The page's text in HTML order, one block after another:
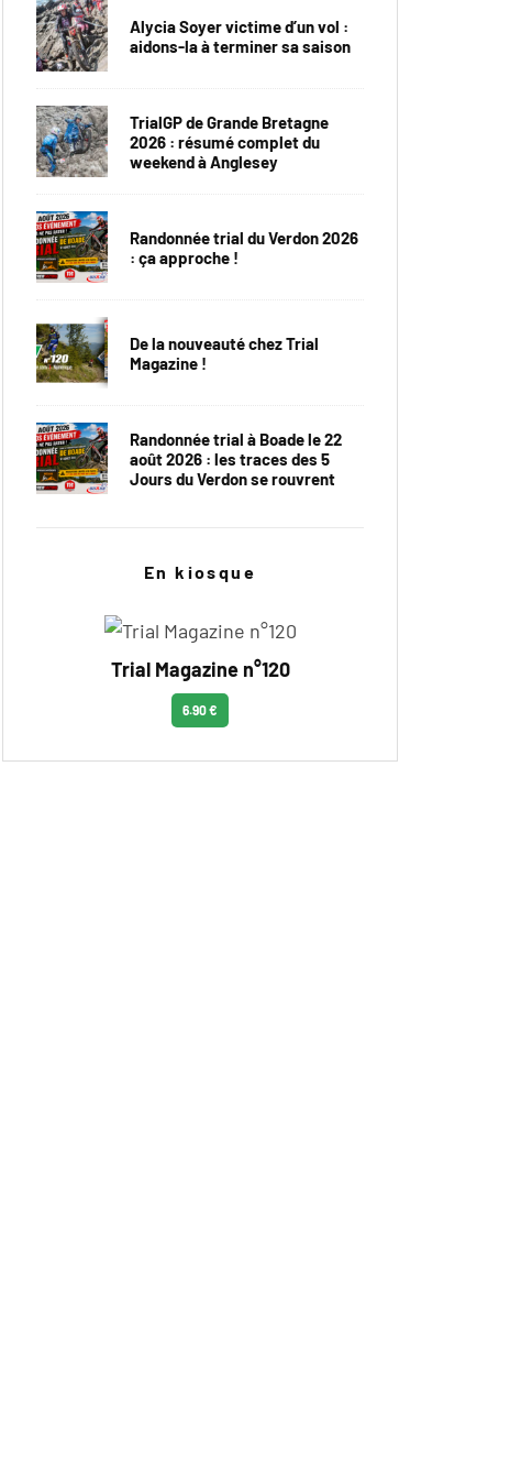
Alycia Soyer victime d’un vol :
aidons-la à terminer sa saison
TrialGP de Grande Bretagne
2026 : résumé complet du
weekend à Anglesey
Randonnée trial du Verdon 2026
: ça approche !
De la nouveauté chez Trial
Magazine !
Randonnée trial à Boade le 22
août 2026 : les traces des 5
Jours du Verdon se rouvrent
En kiosque
Trial Magazine n°120
6.90 €